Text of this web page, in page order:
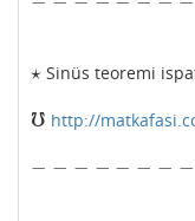
⋆
⋆Sinüs teoremi
℧
℧ http://
− − − − − − − −
−− −− −− −−− −− −− −− −